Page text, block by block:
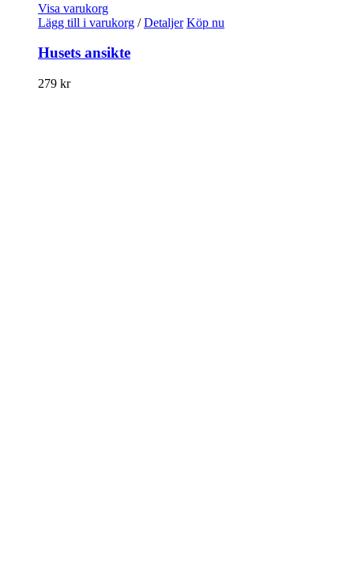
Visa varukorg
Lägg till i varukorg / Detaljer Köp nu
Husets ansikte
279 kr